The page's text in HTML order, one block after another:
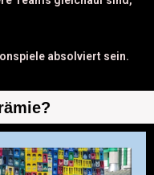
absolviert sein.